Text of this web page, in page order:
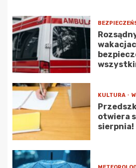
KULTURA
otwiera
sierpnia!